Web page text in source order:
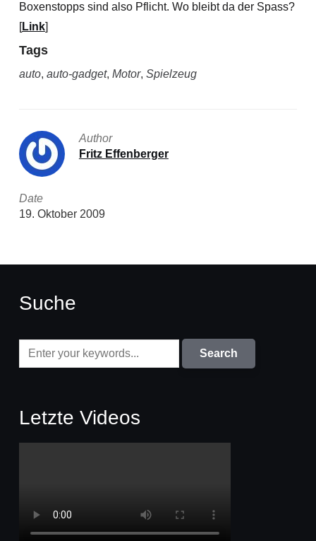
Boxenstopps sind also Pflicht. Wo bleibt da der Spass?
[Link]
Tags
auto, auto-gadget, Motor, Spielzeug
Author
Fritz Effenberger
Date
19. Oktober 2009
Suche
Letzte Videos